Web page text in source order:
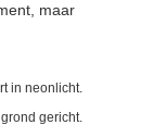
maar
in neonlicht.
gericht.